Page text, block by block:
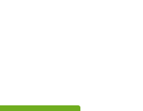
gewünschten